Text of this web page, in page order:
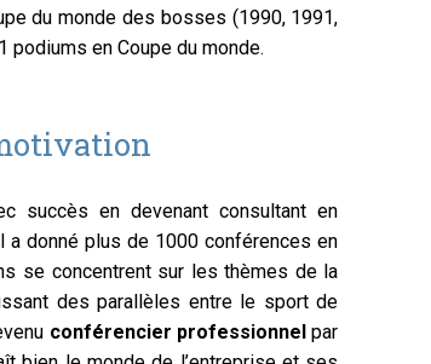
du monde des bosses (1990, 1991,
podiums en Coupe du monde.
succès en devenant consultant en
a donné plus de 1000 conférences en
se concentrent sur les thèmes de la
des parallèles entre le sport de
conférencier professionnel par